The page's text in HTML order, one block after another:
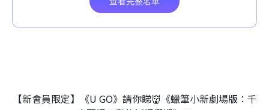
【新會員限定】《U GO》請你睇👹《蠟筆小新劇場版：千